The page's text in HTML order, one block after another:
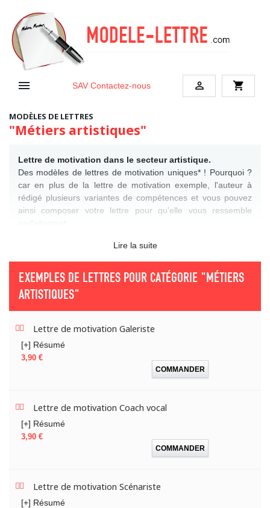
 SAV Contactez-nous  shopping_cart
MODÈLES DE LETTRES
"Métiers artistiques"
Lettre de motivation dans le secteur artistique.
Des modèles de lettres de motivation uniques* ! Pourquoi ?
car en plus de la lettre de motivation exemple, l'auteur à
rédigé plusieurs variantes de compétences et vous pouvez
ainsi composer votre lettre pour qu'elle vous ressemble
Voir des exemples delettre de motivation gratuit.
Lire la suite
EXEMPLES DE LETTRES POUR CATÉGORIE "MÉTIERS
ARTISTIQUES"
Lettre de motivation Galeriste
[+] Résumé
Prix
3,90 €
COMMANDER
Lettre de motivation Coach vocal
[+] Résumé
Prix
3,90 €
COMMANDER
Lettre de motivation Scénariste
[+] Résumé